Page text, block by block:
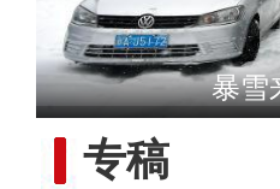
侨
暴雪
专稿